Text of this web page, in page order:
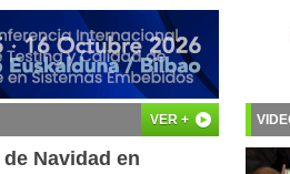
VER +
Navidad en